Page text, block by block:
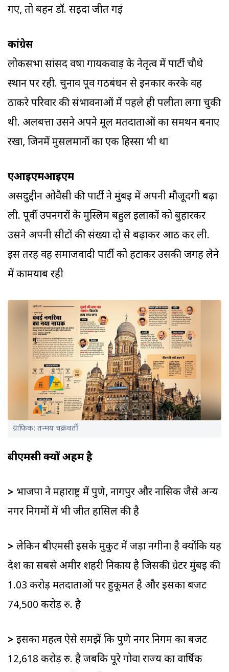
गए, तो बहन डॉ. सईदा जीत गईं
कांग्रेस
लोकसभा सांसद वर्षा गायकवाड़ के नेतृत्व में पार्टी चौथे
स्थान पर रही. चुनाव पूर्व गठबंधन से इनकार करके वह
ठाकरे परिवार की संभावनाओं में पहले ही पलीता लगा चुकी
थी. अलबत्ता उसने अपने मूल मतदाताओं का समर्थन बनाए
रखा, जिनमें मुसलमानों का एक हिस्सा भी था
एआइएमआइएम
असदुद्दीन ओवैसी की पार्टी ने मुंबई में अपनी मौजूदगी बढ़ा
ली. पूर्वी उपनगरों के मुस्लिम बहुल इलाकों को बुहारकर
उसने अपनी सीटों की संख्या दो से बढ़ाकर आठ कर ली.
इस तरह वह समाजवादी पार्टी को हटाकर उसकी जगह लेने
में कामयाब रही
ग्राफिक: तन्मय चक्रवर्ती
बीएमसी क्यों अहम है
> भाजपा ने महाराष्ट्र में पुणे, नागपुर और नासिक जैसे अन्य
नगर निगमों में भी जीत हासिल की है
> लेकिन बीएमसी इसके मुकुट में जड़ा नगीना है क्योंकि यह
देश का सबसे अमीर शहरी निकाय है जिसकी ग्रेटर मुंबई की
1.03 करोड़ मतदाताओं पर हुकूमत है और इसका बजट
74,500 करोड़ रु. है
> इसका महत्व ऐसे समझें कि पुणे नगर निगम का बजट
12,618 करोड़ रु. है जबकि पूरे गोवा राज्य का वार्षिक